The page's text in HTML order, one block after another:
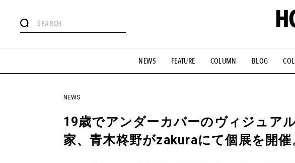
NEWS FEATURE COLUMN BLOG
#憧れの逸品 #ESSENTIAL DESIGNS #古着サミット
#GH 銘品の所以 #フイナムのYouTube #Commune H #FOCUS IT
#HANDSOME HANDBOOK
NEWS
19歳でアンダーカバーのヴィジュア
家、青木柊野がzakuraにて個展を開催